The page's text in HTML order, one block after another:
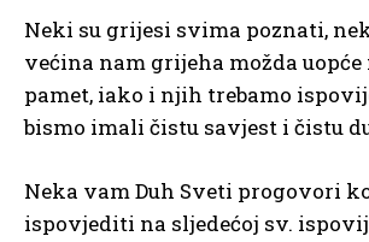
Neki su grijesi svima poznati,
većina nam grijeha možda uopće
pamet, iako i njih trebamo
bismo imali čistu savjest i čistu
Neka vam Duh Sveti progovori
ispovjediti na sljedećoj sv.